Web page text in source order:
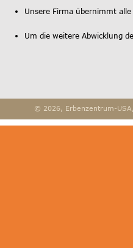
Unsere Firma übernimmt
Um die weitere Abwicklung
© 2026, Erbenzentrum-